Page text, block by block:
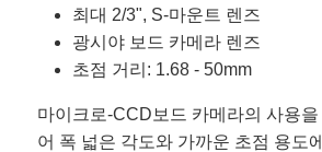
최대 2/3", S-마운트 렌즈
광시야 보드 카메라 렌즈
초점 거리: 1.68 - 50mm
마이크로-CCD보드 카메라의 사용
어 폭 넓은 각도와 가까운 초점 용도